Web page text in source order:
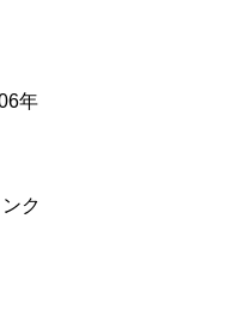
年
ク